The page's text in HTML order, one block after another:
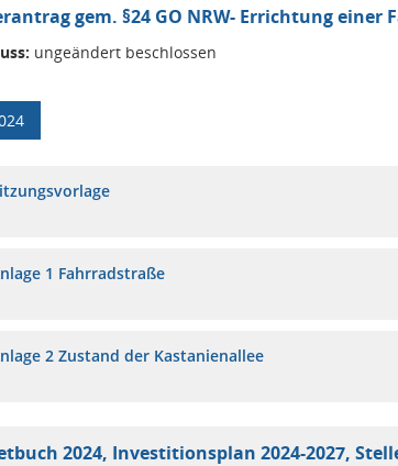
gem. §24 GO NRW- Errichtung
ungeändert beschlossen
1 Fahrradstraße
2 Zustand der Kastanienallee
2024, Investitionsplan 2024-2027,